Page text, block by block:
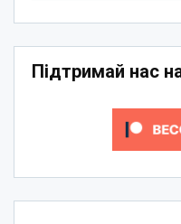
Підтримай нас